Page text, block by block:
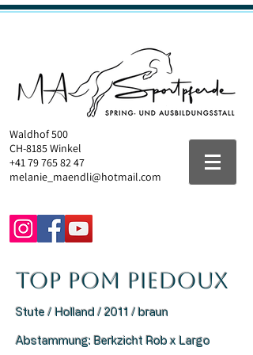
Waldhof 500
CH-8185 Winkel
+41 79 765 82 47
melanie_maendli@hotmail.com
Top Pom Piedoux
Stute / Holland / 2011 / braun​
Abstammung: Berkzicht Rob x Largo